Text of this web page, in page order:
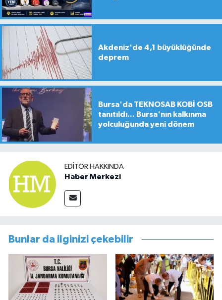
Akdeniz'de 4,1 büyüklüğünde
deprem
Bursa'da TEKNOSAB KOBİ OSB
tanıtıldı... Bursa'nın kalkınma
yolculuğunda yeni dönem
EDITÖR HAKKINDA
Haber Merkezi
Bunlar da ilginizi çekebilir